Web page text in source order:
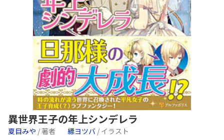
異世界王子の年上シンデレラ
夏目みや / 著者 縹ヨツバ / イラスト